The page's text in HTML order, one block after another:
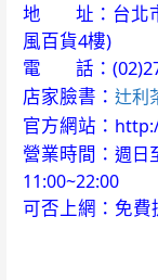
地 址： 台北
風百貨4樓)
電 話：(
店家臉書： 辻利
官方網站：
營業時間： 週日
11:00~22:00
可否上網：免費